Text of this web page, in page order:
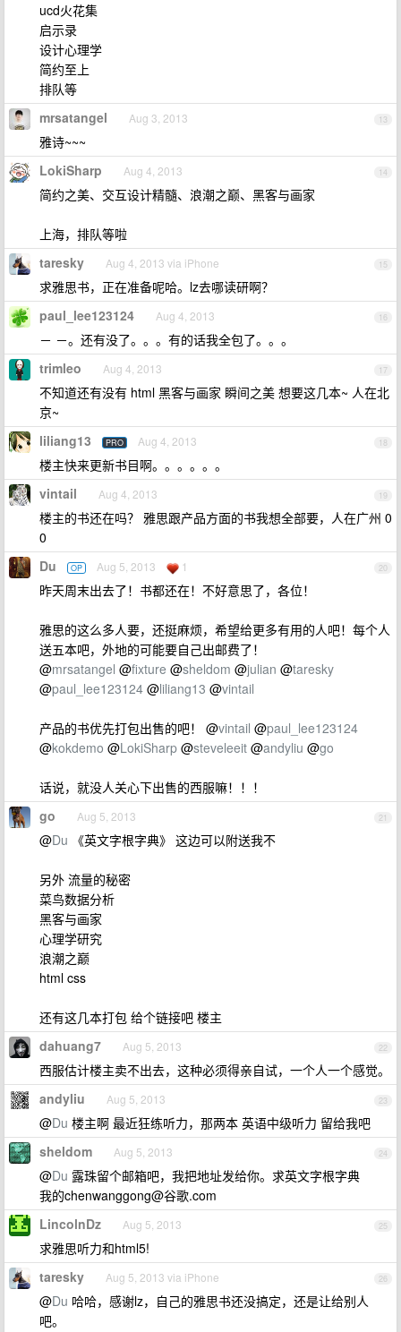
ucd火花集
启示录
设计心理学
简约至上
排队等
13
mrsatangel Aug 3, 2013
雅诗~~~
14
LokiSharp Aug 4, 2013
简约之美、交互设计精髓、浪潮之巅、黑客与画家
上海，排队等啦
15
taresky Aug 4, 2013 via iPhone
求雅思书，正在准备呢哈。lz去哪读研啊？
16
paul_lee123124 Aug 4, 2013
－ －。还有没了。。。有的话我全包了。。。
17
trimleo Aug 4, 2013
不知道还有没有 html 黑客与画家 瞬间之美 想要这几本~ 人在北
京~
18
liliang13 PRO Aug 4, 2013
楼主快来更新书目啊。。。。。。
19
vintail Aug 4, 2013
楼主的书还在吗？ 雅思跟产品方面的书我想全部要，人在广州 0
0
20
Du OP Aug 5, 2013 1
昨天周末出去了！书都还在！不好意思了，各位！
雅思的这么多人要，还挺麻烦，希望给更多有用的人吧！每个人
送五本吧，外地的可能要自己出邮费了！
@mrsatangel @fixture @sheldom @julian @taresky
@paul_lee123124 @liliang13 @vintail
产品的书优先打包出售的吧！ @vintail @paul_lee123124
@kokdemo @LokiSharp @steveleeit @andyliu @go
话说，就没人关心下出售的西服嘛！！！
21
go Aug 5, 2013
@Du 《英文字根字典》 这边可以附送我不
另外 流量的秘密
菜鸟数据分析
黑客与画家
心理学研究
浪潮之巅
html css
还有这几本打包 给个链接吧 楼主
22
dahuang7 Aug 5, 2013
西服估计楼主卖不出去，这种必须得亲自试，一个人一个感觉。
23
andyliu Aug 5, 2013
@Du 楼主啊 最近狂练听力，那两本 英语中级听力 留给我吧
24
sheldom Aug 5, 2013
@Du 露珠留个邮箱吧，我把地址发给你。求英文字根字典
我的chenwanggong@谷歌.com
25
LincolnDz Aug 5, 2013
求雅思听力和html5!
26
taresky Aug 5, 2013 via iPhone
@Du 哈哈，感谢lz，自己的雅思书还没搞定，还是让给别人
吧。